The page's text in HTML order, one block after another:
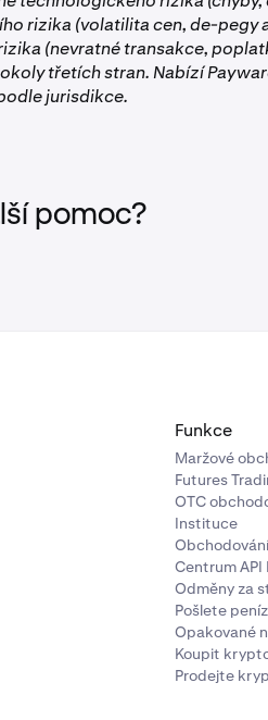
rizika (volatilita cen, de-pegy
(nevratné transakce,
třetích stran. Nabízí
jurisdikce.
pomoc?
Funkce
Maržové
Futures
OTC
Instituce
Centrum API
Odměny za
Pošlete
Opakované
Koupit
Prodejte